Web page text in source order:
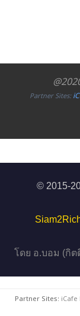
Partner Sites:
© 2015-
โดย อ.บอม (กิ
Partner Sites: iCafe